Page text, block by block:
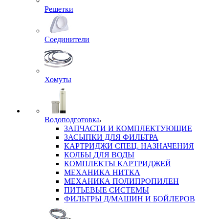
Решетки
Соединители
Хомуты
Водоподготовка
ЗАПЧАСТИ И КОМПЛЕКТУЮЩИЕ
ЗАСЫПКИ ДЛЯ ФИЛЬТРА
КАРТРИДЖИ СПЕЦ. НАЗНАЧЕНИЯ
КОЛБЫ ДЛЯ ВОДЫ
КОМПЛЕКТЫ КАРТРИДЖЕЙ
МЕХАНИКА НИТКА
МЕХАНИКА ПОЛИПРОПИЛЕН
ПИТЬЕВЫЕ СИСТЕМЫ
ФИЛЬТРЫ Д/МАШИН И БОЙЛЕРОВ